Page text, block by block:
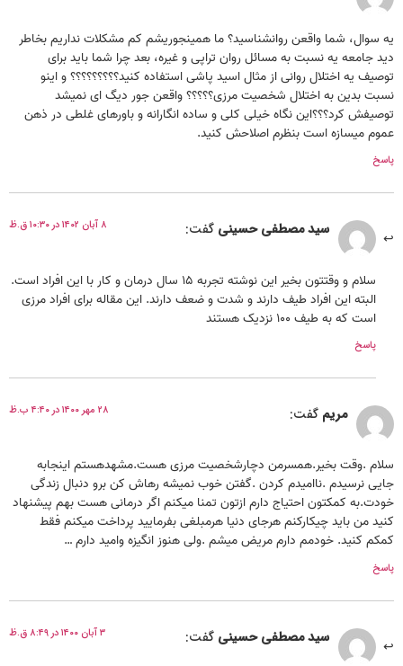
یه سوال، شما واقعن روانشناسید؟ ما همینجوریشم کم مشکلات نداریم بخاطر
دید جامعه یه نسبت به مسائل روان تراپی و غیره، بعد چرا شما باید برای
توصیف یه اختلال روانی از مثال اسید پاشی استفاده کنید؟؟؟؟؟؟؟؟؟ و اینو
نسبت بدین به اختلال شخصیت مرزی؟؟؟؟؟ واقعن جور دیگ ای نمیشد
توصیفش کرد؟؟؟این نگاه خیلی کلی و ساده انگارانه و باورهای غلطی در ذهن
عموم میسازه است بنظرم اصلاحش کنید.
پاسخ
سید مصطفی حسینی گفت: ۸ آبان ۱۴۰۲ در ۱۰:۳۰ ق.ظ
سلام و وقتتون بخیر این نوشته تجربه ۱۵ سال درمان و کار با این افراد است.
البته این افراد طیف دارند و شدت و ضعف دارند. این مقاله برای افراد مرزی
است که به طیف ۱۰۰ نزدیک هستند
پاسخ
مریم گفت: ۲۸ مهر ۱۴۰۰ در ۴:۴۰ ب.ظ
سلام .وقت بخیر.همسرمن دچارشخصیت مرزی هست.مشهدهستم اینجابه
جایی نرسیدم .ناامیدم کردن .گفتن خوب نمیشه رهاش کن برو دنبال زندگی
خودت.به کمکتون احتیاج دارم ازتون تمنا میکنم اگر درمانی هست بهم پیشنهاد
کنید من باید چیکارکنم هرجای دنیا هرمبلغی بفرمایید پرداخت میکنم فقط
کمکم کنید. خودمم دارم مریض میشم .ولی هنوز انگیزه وامید دارم …
پاسخ
سید مصطفی حسینی گفت: ۳ آبان ۱۴۰۰ در ۸:۴۹ ق.ظ